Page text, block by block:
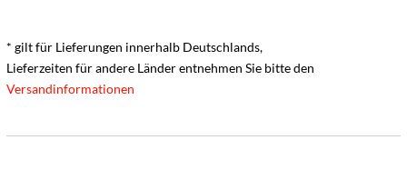
* gilt für Lieferungen innerhalb Deutschlands,
Lieferzeiten für andere Länder entnehmen Sie bitte den
Versandinformationen